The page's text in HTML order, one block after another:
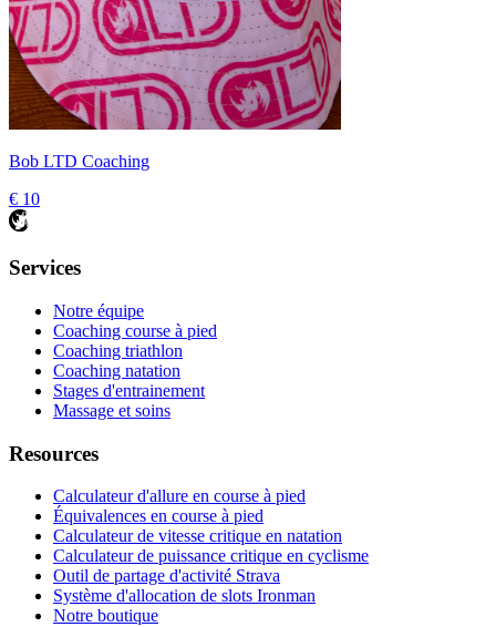
Bob LTD Coaching
€ 10
Services
Notre équipe
Coaching course à pied
Coaching triathlon
Coaching natation
Stages d'entrainement
Massage et soins
Resources
Calculateur d'allure en course à pied
Équivalences en course à pied
Calculateur de vitesse critique en natation
Calculateur de puissance critique en cyclisme
Outil de partage d'activité Strava
Système d'allocation de slots Ironman
Notre boutique